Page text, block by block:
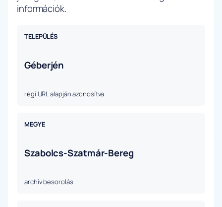
információk.
TELEPÜLÉS
Géberjén
régi URL alapján azonosítva
MEGYE
Szabolcs-Szatmár-Bereg
archív besorolás